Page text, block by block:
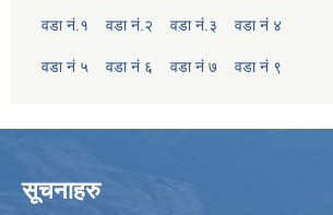
वडा नं.१ वडा नं.२ वडा नं.३ वडा नं ४
वडा नं ५ वडा नं ६ वडा नं ७ वडा नं ९
सूचनाहरु